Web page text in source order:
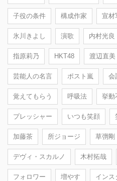
子役の条件 構成作家 宣材
氷川きよし 演歌 内村光良
指原莉乃 HKT48 渡辺直美
芸能人の名言 ポスト嵐 会
覚えてもらう 呼吸法 挙動
プレッシャー いつも笑顔
加藤茶 所ジョージ 草彅剛
デヴィ・スカルノ 木村拓哉
フォロワー 増やす インス